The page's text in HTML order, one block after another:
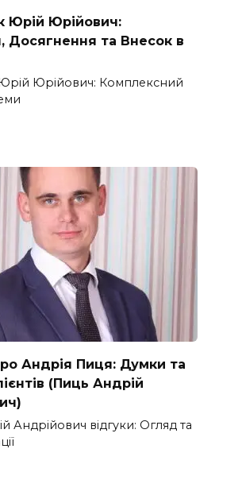
Юрій Юрійович:
Досягнення та Внесок в
Юрійович: Комплексний
Андрія Пиця: Думки та
(Пиць Андрій
Андрійович відгуки: Огляд та